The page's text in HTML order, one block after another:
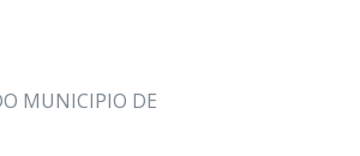
MUNICIPIO DE